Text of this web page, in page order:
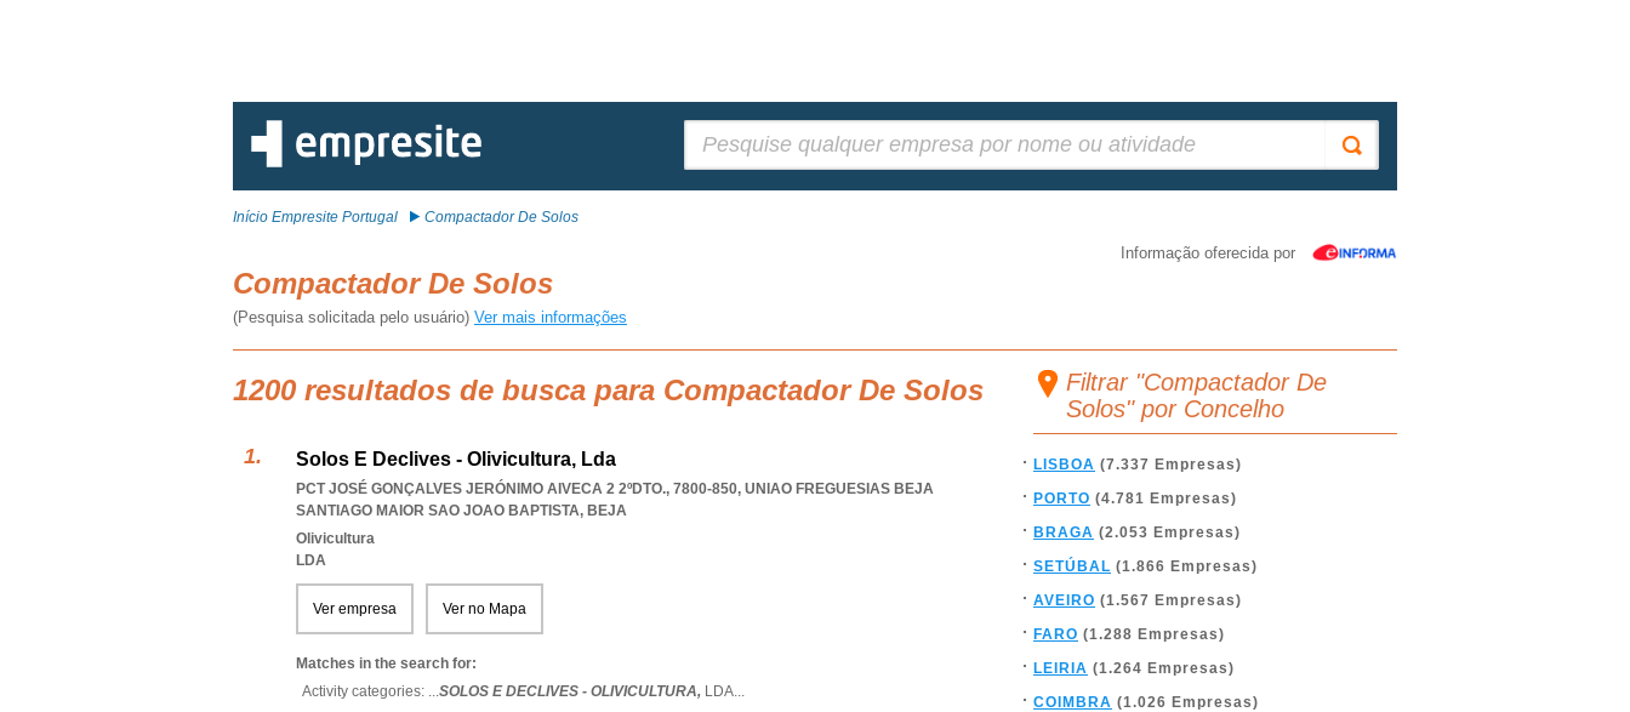
Início Empresite Portugal Compactador De Solos
Informação oferecida por
Compactador De Solos
(Pesquisa solicitada pelo usuário) Ver mais informações
1200 resultados de busca para Compactador De Solos
Solos E Declives - Olivicultura, Lda
PCT JOSÉ GONÇALVES JERÓNIMO AIVECA 2 2ºDTO., 7800-850, UNIAO FREGUESIAS BEJA
SANTIAGO MAIOR SAO JOAO BAPTISTA, BEJA
Olivicultura
LDA
Ver empresa Ver no Mapa
Matches in the search for:
Activity categories: ...SOLOS E DECLIVES - OLIVICULTURA, LDA...
Filtrar "Compactador De
Solos" por Concelho
LISBOA (7.337 Empresas)
PORTO (4.781 Empresas)
BRAGA (2.053 Empresas)
SETÚBAL (1.866 Empresas)
AVEIRO (1.567 Empresas)
FARO (1.288 Empresas)
LEIRIA (1.264 Empresas)
COIMBRA (1.026 Empresas)